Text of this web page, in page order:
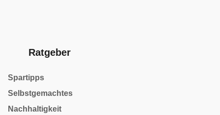
Ratgeber
Spartipps
Selbstgemachtes
Nachhaltigkeit